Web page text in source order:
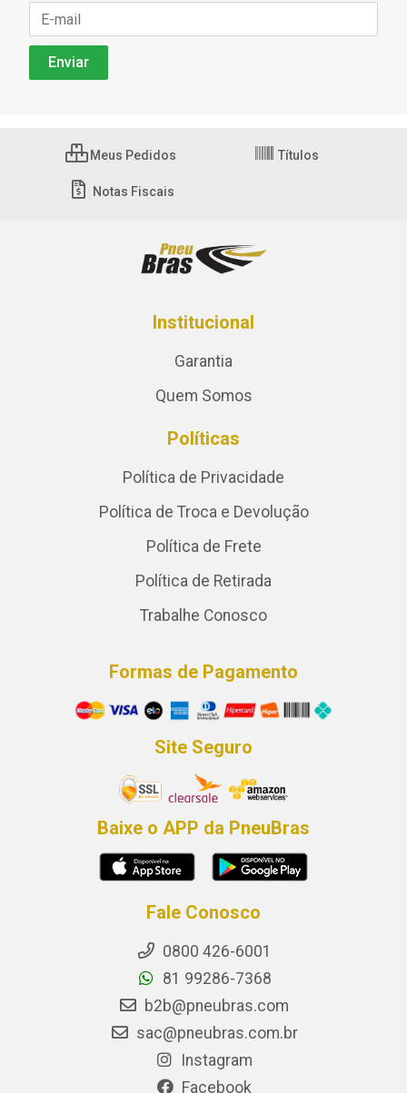
Meus Pedidos Títulos
Notas Fiscais
Institucional
Garantia
Quem Somos
Políticas
Política de Privacidade
Política de Troca e Devolução
Política de Frete
Política de Retirada
Trabalhe Conosco
Formas de Pagamento
Site Seguro
Baixe o APP da PneuBras
Fale Conosco
0800 426-6001
81 99286-7368
b2b@pneubras.com
sac@pneubras.com.br
Instagram
Facebook